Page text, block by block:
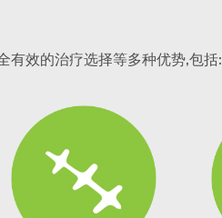
有效的治疗选择等多种优势,包括: